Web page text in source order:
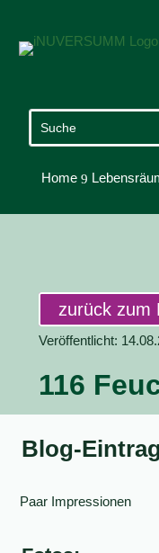
Home 9
zurück zum
Veröffentlicht:
116
Blog-
Paar Impressionen